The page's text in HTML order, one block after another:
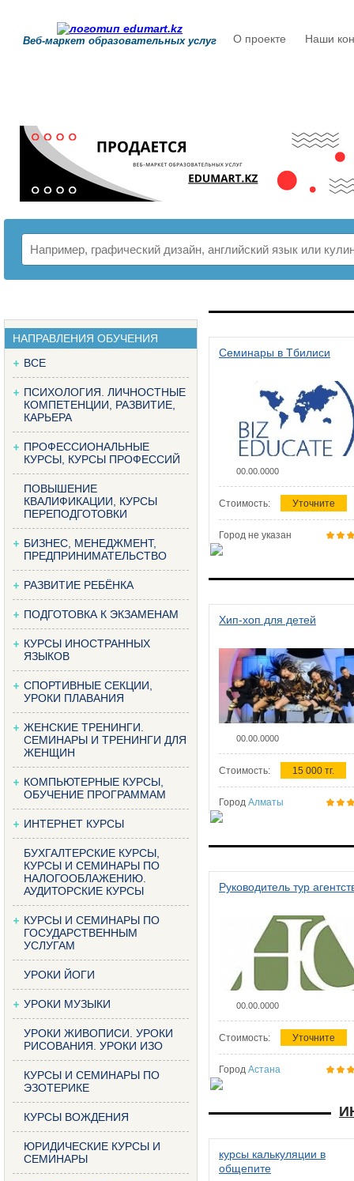
Веб-маркет образовательных услуг О проекте Наши
НАПРАВЛЕНИЯ ОБУЧЕНИЯ
ВСЕ
ПСИХОЛОГИЯ. ЛИЧНОСТНЫЕ
КОМПЕТЕНЦИИ, РАЗВИТИЕ,
КАРЬЕРА
ПРОФЕССИОНАЛЬНЫЕ
КУРСЫ, КУРСЫ ПРОФЕССИЙ
ПОВЫШЕНИЕ
КВАЛИФИКАЦИИ, КУРСЫ
ПЕРЕПОДГОТОВКИ
БИЗНЕС, МЕНЕДЖМЕНТ,
ПРЕДПРИНИМАТЕЛЬСТВО
РАЗВИТИЕ РЕБЁНКА
ПОДГОТОВКА К ЭКЗАМЕНАМ
КУРСЫ ИНОСТРАННЫХ
ЯЗЫКОВ
СПОРТИВНЫЕ СЕКЦИИ,
УРОКИ ПЛАВАНИЯ
ЖЕНСКИЕ ТРЕНИНГИ.
СЕМИНАРЫ И ТРЕНИНГИ ДЛЯ
ЖЕНЩИН
КОМПЬЮТЕРНЫЕ КУРСЫ,
ОБУЧЕНИЕ ПРОГРАММАМ
ИНТЕРНЕТ КУРСЫ
БУХГАЛТЕРСКИЕ КУРСЫ,
КУРСЫ И СЕМИНАРЫ ПО
НАЛОГООБЛАЖЕНИЮ.
АУДИТОРСКИЕ КУРСЫ
КУРСЫ И СЕМИНАРЫ ПО
ГОСУДАРСТВЕННЫМ
УСЛУГАМ
УРОКИ ЙОГИ
УРОКИ МУЗЫКИ
УРОКИ ЖИВОПИСИ. УРОКИ
РИСОВАНИЯ. УРОКИ ИЗО
КУРСЫ И СЕМИНАРЫ ПО
ЭЗОТЕРИКЕ
КУРСЫ ВОЖДЕНИЯ
ЮРИДИЧЕСКИЕ КУРСЫ И
СЕМИНАРЫ
Семинары в Тбилиси
00.00.0000
Стоимость: Уточните
Город не указан
Хип-хоп для детей
00.00.0000
Стоимость: 15 000 тг.
Город Алматы
Руководитель тур
00.00.0000
Стоимость: Уточните
Город Астана
курсы калькуляции в
общепите